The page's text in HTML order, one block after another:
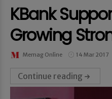
KBank
Growing
Memag Online 14 Mar 2017
Continue reading